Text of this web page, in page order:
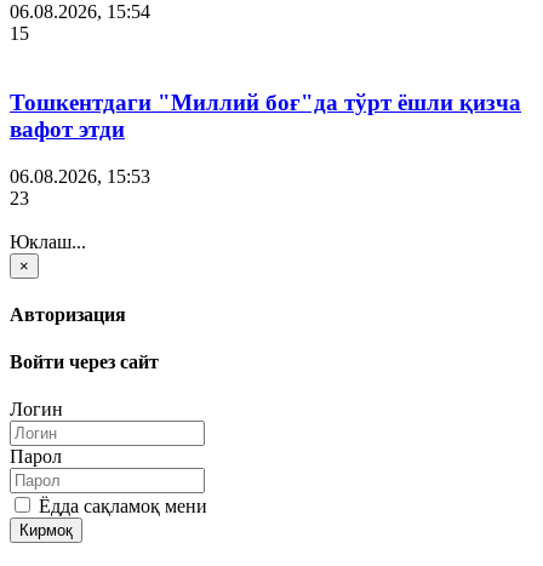
06.08.2026, 15:54
15
Тошкентдаги "Миллий боғ"да тўрт ёшли қизча
вафот этди
06.08.2026, 15:53
23
Юклаш...
×
Авторизация
Войти через сайт
Логин
Парол
Ёдда сақламоқ мени